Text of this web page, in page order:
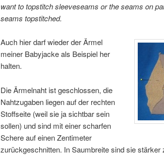
want to topstitch sleeveseams or the seams on
seams topstitched.
Auch hier darf wieder der Ärmel
meiner Babyjacke als Beispiel her
halten.
Die Ärmelnaht ist geschlossen, die
Nahtzugaben liegen auf der rechten
Stoffseite (weil sie ja sichtbar sein
sollen) und sind mit einer scharfen
Schere auf einen Zentimeter
zurückgeschnitten. In Saumbreite sind sie